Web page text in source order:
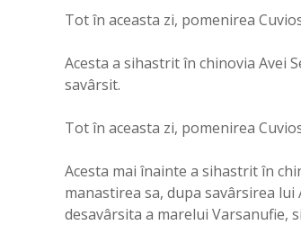
Tot în aceasta zi, pomenirea
Acesta a sihastrit în chinovia Avei
savârsit.
Tot în aceasta zi, pomenirea
Acesta mai înainte a sihastrit în
manastirea sa, dupa savârsirea lui
desavârsita a marelui Varsanufie,